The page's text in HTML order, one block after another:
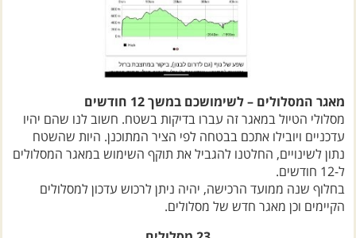
מאגר המסלולים – לשימושכם במשך 12 חודשים
מסלולי הטיול במאגר זה עברו בדיקות בשטח. חשוב לנו שהם יהיו
עדכניים ויובילו אתכם בבטחה לפי הציר המתוכנן. היות שהשטח
נתון לשינויים, החלטנו להגביל את תוקף השימוש במאגר המסלולים
ל-12 חודשים.
בחלוף שנה ממועד הרכישה, יהיה ניתן לרכוש עדכון למסלולים
הקיימים וכן מאגר חדש של מסלולים.